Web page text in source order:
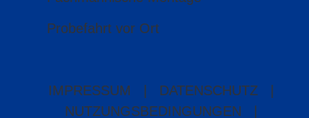
Probefahrt vor Ort
IMPRESSUM DATENSCHUTZ
NUTZUNGSBEDINGUNGEN